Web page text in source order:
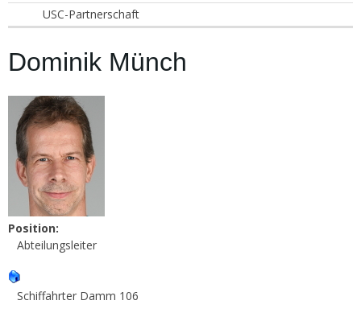
USC-Partnerschaft
Dominik Münch
Position:
Abteilungsleiter
Schiffahrter Damm 106